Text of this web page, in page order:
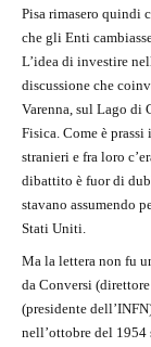
Pisa rimasero quindi
che gli Enti
L’idea di investire
discussione che
Varenna, sul Lago di
Fisica. Come è
stranieri e fra loro
dibattito è fuor di
stavano assumendo
Stati Uniti.
Ma la lettera non fu
da Conversi
(presidente
nell’ottobre del